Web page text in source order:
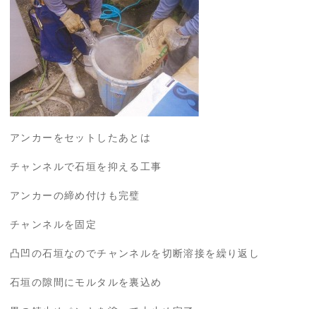
アンカーをセットしたあとは
チャンネルで石垣を抑える工事
アンカーの締め付けも完璧
チャンネルを固定
凸凹の石垣なのでチャンネルを切断溶接を繰り返し
石垣の隙間にモルタルを裏込め